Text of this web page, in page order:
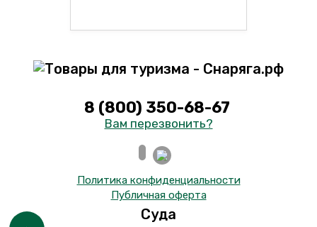
8 (800) 350-68-67
Вам перезвонить?
Политика конфиденциальности
Публичная оферта
Суда